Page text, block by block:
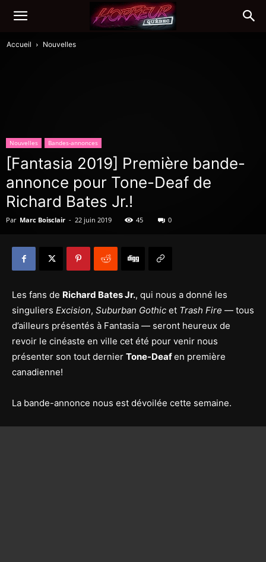
Accueil Nouvelles
Nouvelles Bandes-annonces
[Fantasia 2019] Première bande-
annonce pour Tone-Deaf de
Richard Bates Jr.!
Par Marc Boisclair - 22 juin 2019 45 0
Les fans de Richard Bates Jr., qui nous a donné les
singuliers Excision, Suburban Gothic et Trash Fire — tous
d’ailleurs présentés à Fantasia — seront heureux de
revoir le cinéaste en ville cet été pour venir nous
présenter son tout dernier Tone-Deafen première
canadienne!
La bande-annonce nous est dévoilée cette semaine.